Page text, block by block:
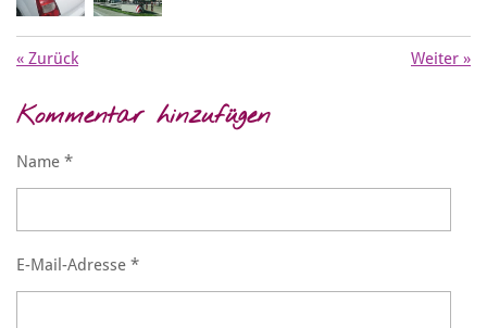
« Zurück Weiter »
Kommentar hinzufügen
Name *
E-Mail-Adresse *